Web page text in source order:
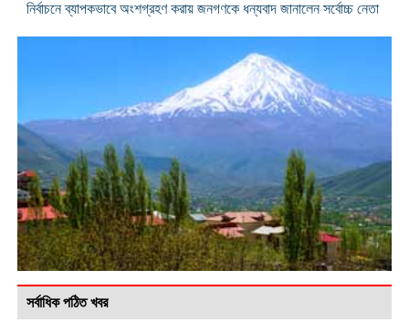
নির্বাচনে ব্যাপকভাবে অংশগ্রহণ করায় জনগণকে ধন্যবাদ জানালেন সর্বোচ্চ নেতা
সর্বাধিক পঠিত খবর